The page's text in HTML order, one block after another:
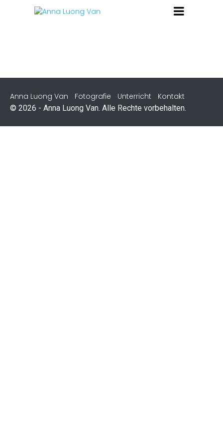
Anna Luong Van Fotografie Unterricht Kontakt
© 2026 - Anna Luong Van. Alle Rechte vorbehalten.